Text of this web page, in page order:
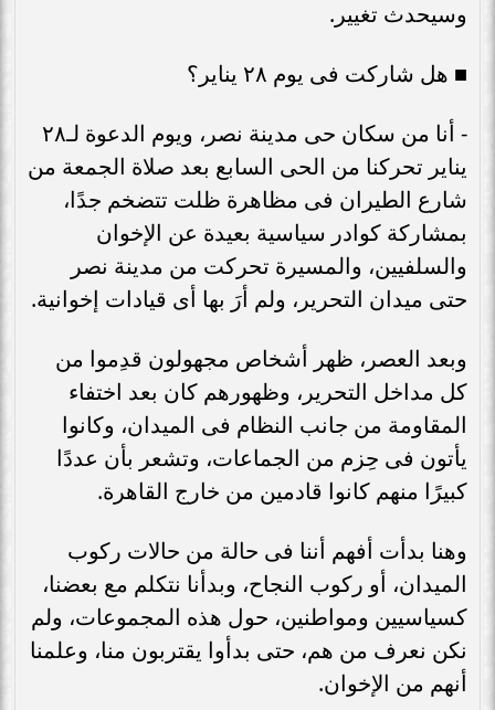
وسيحدث تغيير.
■ هل شاركت فى يوم ٢٨ يناير؟
- أنا من سكان حى مدينة نصر، ويوم الدعوة لـ٢٨
يناير تحركنا من الحى السابع بعد صلاة الجمعة من
شارع الطيران فى مظاهرة ظلت تتضخم جدًا،
بمشاركة كوادر سياسية بعيدة عن الإخوان
والسلفيين، والمسيرة تحركت من مدينة نصر
حتى ميدان التحرير، ولم أرَ بها أى قيادات إخوانية.
وبعد العصر، ظهر أشخاص مجهولون قدِموا من
كل مداخل التحرير، وظهورهم كان بعد اختفاء
المقاومة من جانب النظام فى الميدان، وكانوا
يأتون فى حِزم من الجماعات، وتشعر بأن عددًا
كبيرًا منهم كانوا قادمين من خارج القاهرة.
وهنا بدأت أفهم أننا فى حالة من حالات ركوب
الميدان، أو ركوب النجاح، وبدأنا نتكلم مع بعضنا،
كسياسيين ومواطنين، حول هذه المجموعات، ولم
نكن نعرف من هم، حتى بدأوا يقتربون منا، وعلمنا
أنهم من الإخوان.